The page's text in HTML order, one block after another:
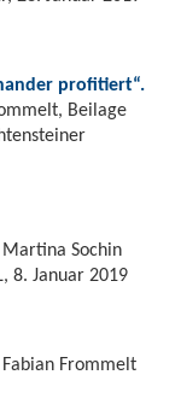
profitiert“.
Beilage
Martina Sochin
8. Januar 2019
Fabian Frommelt